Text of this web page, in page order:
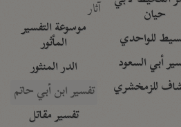
حيان
للواحدي
أبي السعود
للزمخشري
آثار
موسوعة التفسير
المأثور
الدر المنثور
تفسير ابن أبي حاتم
تفسير مقاتل